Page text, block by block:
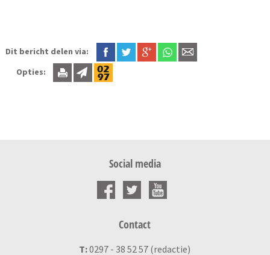
Dit bericht delen via:
Opties:
Social media
Contact
T:0297 - 38 52 57 (redactie)